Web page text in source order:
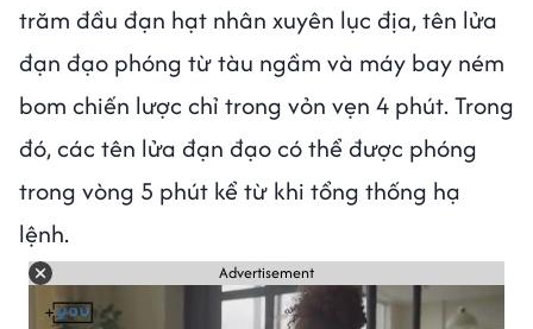
trăm đầu đạn hạt nhân xuyên lục địa, tên lửa
đạn đạo phóng từ tàu ngầm và máy bay ném
bom chiến lược chỉ trong vỏn vẹn 4 phút. Trong
đó, các tên lửa đạn đạo có thể được phóng
trong vòng 5 phút kể từ khi tổng thống hạ
lệnh.
Advertisement